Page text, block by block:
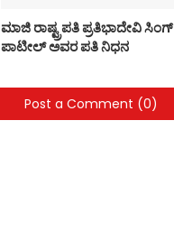
ಮಾಜಿ ರಾಷ್ಟ್ರಪತಿ ಪ್ರತಿಭಾದೇವಿ ಸಿಂಗ್‌
ಪಾಟೀಲ್‌ ಅವರ ಪತಿ ನಿಧನ
Post a Comment (0)